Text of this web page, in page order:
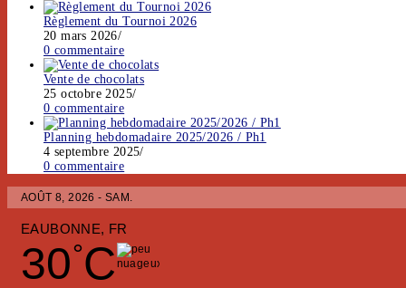
Règlement du Tournoi 2026
20 mars 2026/
0 commentaire
Vente de chocolats
25 octobre 2025/
0 commentaire
Planning hebdomadaire 2025/2026 / Ph1
4 septembre 2025/
0 commentaire
AOÛT 8, 2026 - SAM.
EAUBONNE, FR
30°C